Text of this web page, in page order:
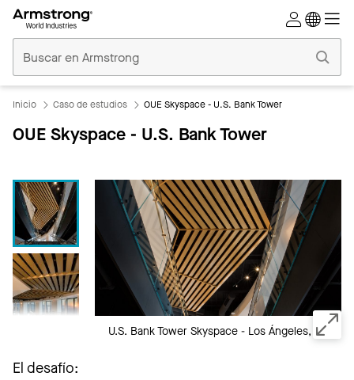
Comerciales
Inicio
Inicio Caso de estudios OUE Skyspace - U.S. Bank Tower
OUE Skyspace - U.S. Bank Tower
U.S. Bank Tower Skyspace - Los Ángeles, CA
El desafío: